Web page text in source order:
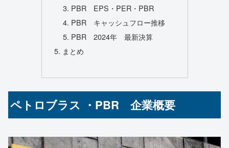
PBR EPS・PER・PBR
PBR キャッシュフロー推移
PBR 2024年 最新決算
まとめ
ペトロブラス ・PBR 企業概要